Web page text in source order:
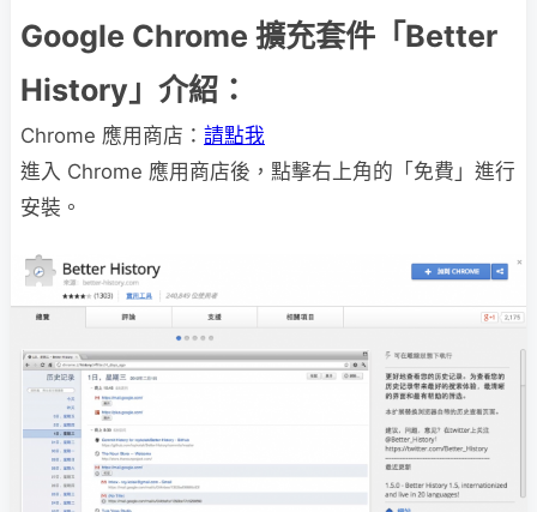
Google Chrome 擴充套件「Better
History」介紹：
Chrome 應用商店： 請點我
進入 Chrome 應用商店後，點擊右上角的「免費」進行
安裝。